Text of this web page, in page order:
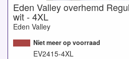
Eden Valley overhemd
wit - 4XL
Eden Valley
Niet meer op voorraad
EV2415-4XL